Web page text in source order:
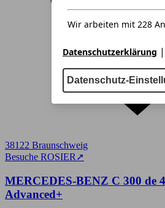
Wir arbeiten mit 228
Datenschutzerklärung |
Datenschutz-
38122 Braunschweig
Besuche ROSIER➚
MERCEDES-BENZ C 300 de
Advanced+